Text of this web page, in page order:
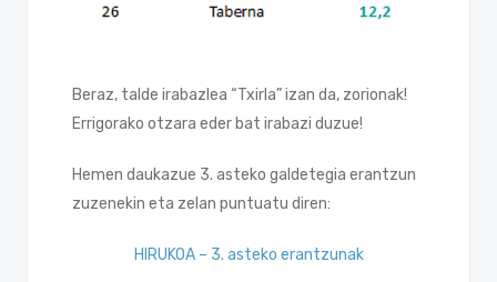
Beraz, talde irabazlea “Txirla” izan da, zorionak!
Errigorako otzara eder bat irabazi duzue!
Hemen daukazue 3. asteko galdetegia erantzun
zuzenekin eta zelan puntuatu diren:
HIRUKOA – 3. asteko erantzunak